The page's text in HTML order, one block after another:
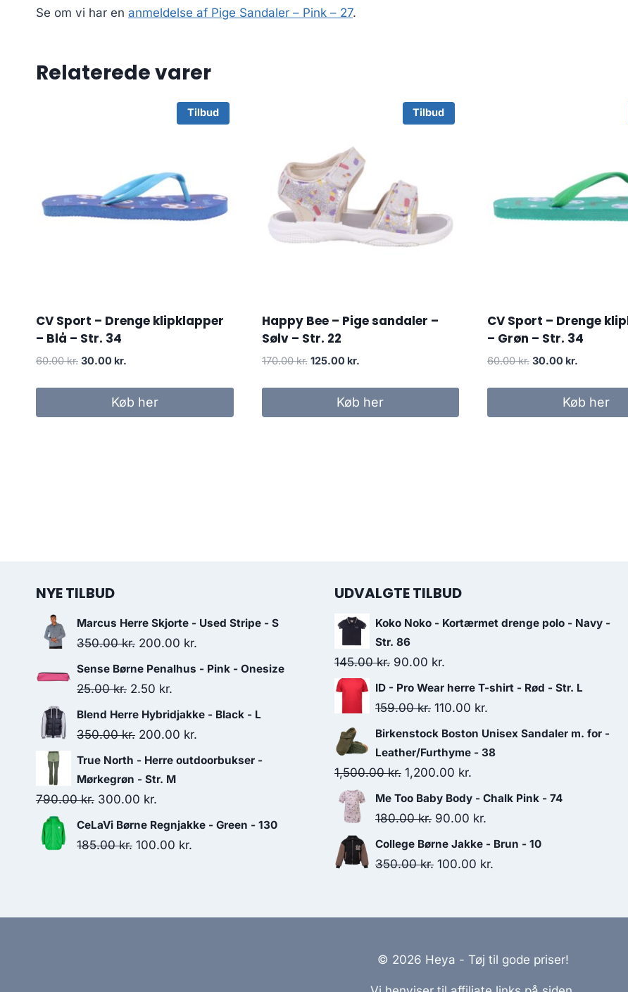
Se om vi har en anmeldelse af Pige Sandaler – Pink – 27.
Relaterede varer
Tilbud
CV Sport – Drenge klipklapper
– Blå – Str. 34
60.00kr. Original
60.00 kr..
30.00 kr.
30.00 kr..
Køb her
Tilbud
Happy Bee – Pige sandaler –
Sølv – Str. 22
170.00kr. Original
170.00 kr..
125.00 kr.
125.00 kr..
Køb her
CV Sport – Drenge
– Grøn – Str. 34
60.00kr. Original
60.00 kr..
30.00 kr.
30.00 kr..
Køb her
NYE TILBUD
Marcus Herre Skjorte - Used Stripe - S
350.00kr. Original
price
was:
200.00 kr.
price
Sense Børne Penalhus - Pink - Onesize
25.00kr. Original
price
was:
2.50 kr.
price
is:
Blend Herre Hybridjakke - Black - L
350.00kr. Original
price
was:
350.00 kr..
200.00 kr.
price
True North - Herre outdoorbukser -
Mørkegrøn - Str. M
790.00kr. Original
price
was:
300.00 kr.
price
is:
CeLaVi Børne Regnjakke - Green - 130
185.00kr. Original
100.00 kr.
UDVALGTE TILBUD
Koko Noko - Kortærmet drenge polo - Navy -
Str. 86
145.00kr. Original
price
was:
90.00 kr.
price
is:
ID - Pro Wear herre T-shirt - Rød - Str. L
159.00kr. Original
price
was:
159.00 kr..
110.00 kr.
price
is:
Birkenstock Boston Unisex Sandaler m. for -
Leather/Furthyme - 38
1,500.00kr. Original
price
was:
1,200.00 kr.
price
is:
Me Too Baby Body - Chalk Pink - 74
180.00kr. Original
price
was:
90.00 kr.
price
is:
College Børne Jakke - Brun - 10
350.00kr. Original
100.00 kr.
© 2026 Heya - Tøj til gode priser!